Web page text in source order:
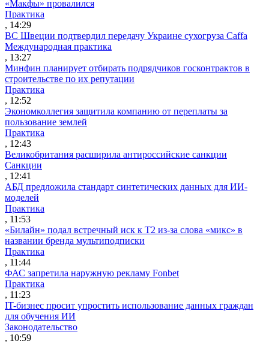
«Макфы» провалился
Практика
, 14:29
ВС Швеции подтвердил передачу Украине сухогруза Caffa
Международная практика
, 13:27
Минфин планирует отбирать подрядчиков госконтрактов в
строительстве по их репутации
Практика
, 12:52
Экономколлегия защитила компанию от переплаты за
пользование землей
Практика
, 12:43
Великобритания расширила антироссийские санкции
Санкции
, 12:41
АБД предложила стандарт синтетических данных для ИИ-
моделей
Практика
, 11:53
«Билайн» подал встречный иск к Т2 из-за слова «микс» в
названии бренда мультиподписки
Практика
, 11:44
ФАС запретила наружную рекламу Fonbet
Практика
, 11:23
IT-бизнес просит упростить использование данных граждан
для обучения ИИ
Законодательство
, 10:59